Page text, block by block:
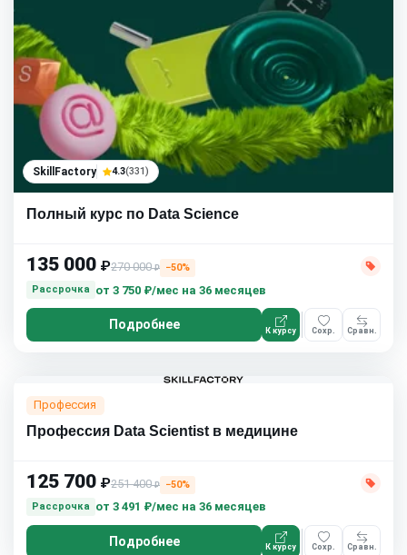
SkillFactory 4.3(331)
Полный курс по Data Science
135 000 ₽270 000₽
−50%
Рассрочка
от 3 750 ₽/мес на 36 месяцев
Подробнее К курсу Сохр. Сравн.
Профессия
Профессия Data Scientist в медицине
125 700 ₽251 400₽
−50%
Рассрочка
от 3 491 ₽/мес на 36 месяцев
Подробнее К курсу Сохр. Сравн.